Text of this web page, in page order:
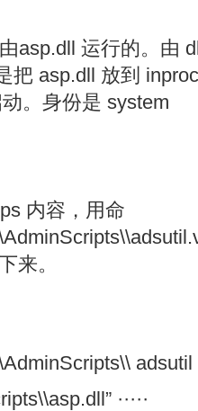
asp.dll 运行的。由
把 asp.dll 放到
。身份是 system
内容，用命
来。
·····